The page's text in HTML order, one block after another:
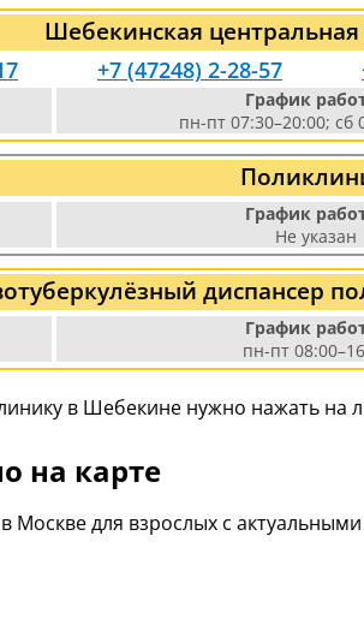
Шебекинская
+7 (47248) 2-28-57
График
пн-пт 07:30–20:00; сб
График
Не указан
диспансер
График
пн-пт
в Шебекине нужно нажать на
на карте
Москве для взрослых с